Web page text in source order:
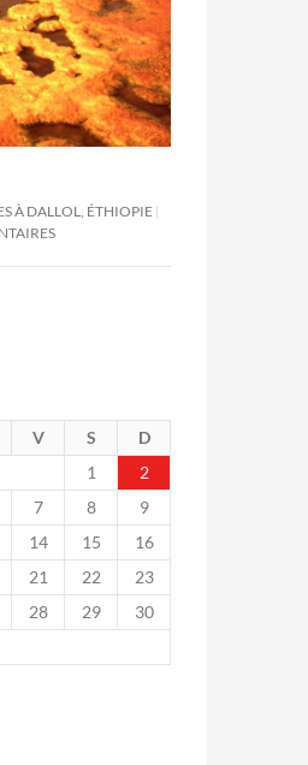
À DALLOL, ÉTHIOPIE
V S
D
1
2
7 8
9
14 15
16
21 22
23
28 29
30